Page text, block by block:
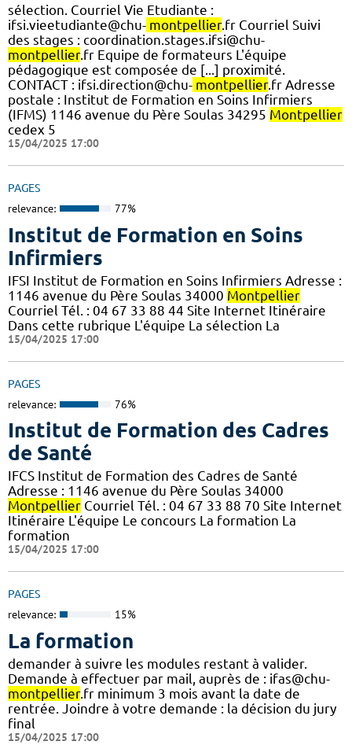
sélection. Courriel Vie Etudiante :
ifsi.vieetudiante@chu- montpellier.fr Courriel Suivi
des stages : coordination.stages.ifsi@chu-
montpellier.fr Equipe de formateurs L'équipe
pédagogique est composée de [...] proximité.
CONTACT : ifsi.direction@chu- montpellier.fr Adresse
postale : Institut de Formation en Soins Infirmiers
(IFMS) 1146 avenue du Père Soulas 34295 Montpellier
cedex 5
15/04/2025 17:00
PAGES
relevance: 77%
Institut de Formation en Soins
Infirmiers
IFSI Institut de Formation en Soins Infirmiers Adresse :
1146 avenue du Père Soulas 34000 Montpellier
Courriel Tél. : 04 67 33 88 44 Site Internet Itinéraire
Dans cette rubrique L'équipe La sélection La
15/04/2025 17:00
PAGES
relevance: 76%
Institut de Formation des Cadres
de Santé
IFCS Institut de Formation des Cadres de Santé
Adresse : 1146 avenue du Père Soulas 34000
Montpellier Courriel Tél. : 04 67 33 88 70 Site Internet
Itinéraire L'équipe Le concours La formation La
formation
15/04/2025 17:00
PAGES
relevance: 15%
La formation
demander à suivre les modules restant à valider.
Demande à effectuer par mail, auprès de : ifas@chu-
montpellier.fr minimum 3 mois avant la date de
rentrée. Joindre à votre demande : la décision du jury
final
15/04/2025 17:00